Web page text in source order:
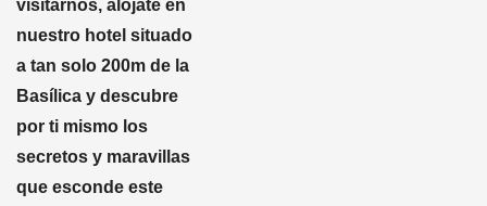
visitarnos, alójate en
nuestro hotel situado
a tan solo 200m de la
Basílica y descubre
por ti mismo los
secretos y maravillas
que esconde este